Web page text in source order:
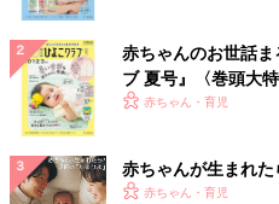
赤ちゃんのお世話
ブ 夏号』〈巻頭大
く！ おっぱい・ミ
赤ちゃん・育児
赤ちゃんが生まれた
赤ちゃん・育児